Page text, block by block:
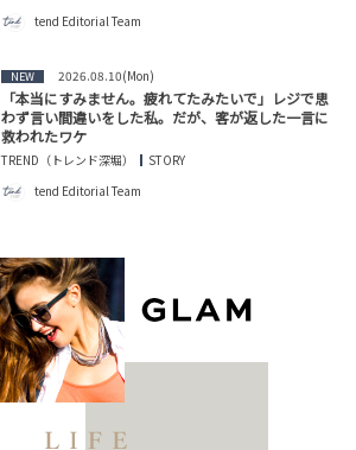
tend Editorial Team
NEW 2026.08.10(Mon)
「本当にすみません。疲れてたみたいで」レジで思
わず言い間違いをした私。だが、客が返した一言に
救われたワケ
TREND（トレンド深堀）
STORY
tend Editorial Team